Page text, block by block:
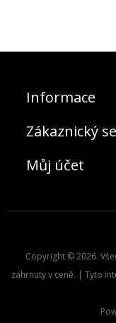
Informace
Zákaznický
Můj účet
Copyright © 2026.
zahrnuty v ceně. | Tyto